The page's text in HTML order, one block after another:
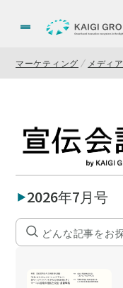
マーケティング メディア
2026年7月号